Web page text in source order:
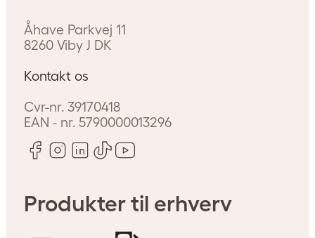
Åhave Parkvej 11
8260 Viby J DK
Kontakt os
Cvr-nr. 39170418
EAN - nr.5790000013296
Produkter til erhverv